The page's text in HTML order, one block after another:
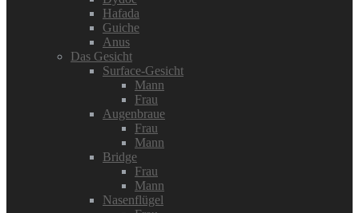
Hafada
Guiche
Anus
Das Gesicht
Surface-Gesicht
Mann
Frau
Augenbraue
Frau
Mann
Bridge
Frau
Mann
Nasenflügel